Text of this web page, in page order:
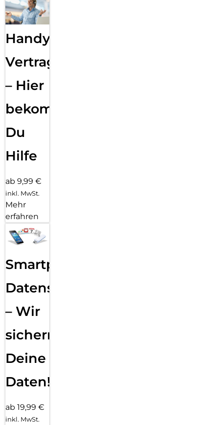
Handy
Vertragsabwicklung
– Hier
bekommst
Du
Hilfe
ab 9,99 €
inkl. MwSt.
Mehr
erfahren
Smartphone
Datensicherung
– Wir
sichern
Deine
Daten!
ab 19,99 €
inkl. MwSt.